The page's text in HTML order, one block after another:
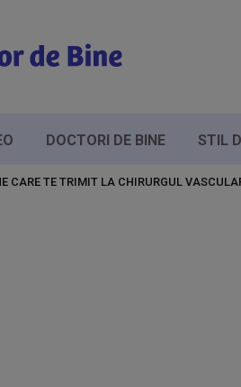
DOCTORI DE BINE STIL
CARE TE TRIMIT LA CHIRURGUL